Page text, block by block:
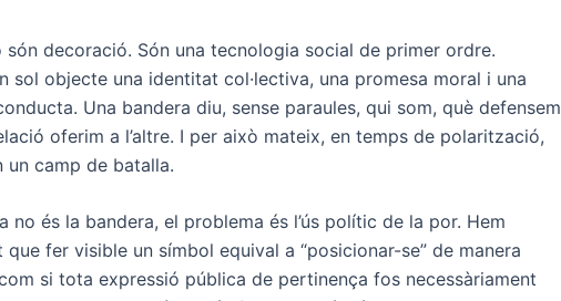
són decoració. Són una tecnologia social de primer ordre.
sol objecte una identitat col·lectiva, una promesa moral i una
Una bandera diu, sense paraules, qui som, què defensem
oferim a l’altre. I per això mateix, en temps de polarització,
un camp de batalla.
no és la bandera, el problema és l’ús polític de la por. Hem
que fer visible un símbol equival a “posicionar-se” de manera
si tota expressió pública de pertinença fos necessàriament